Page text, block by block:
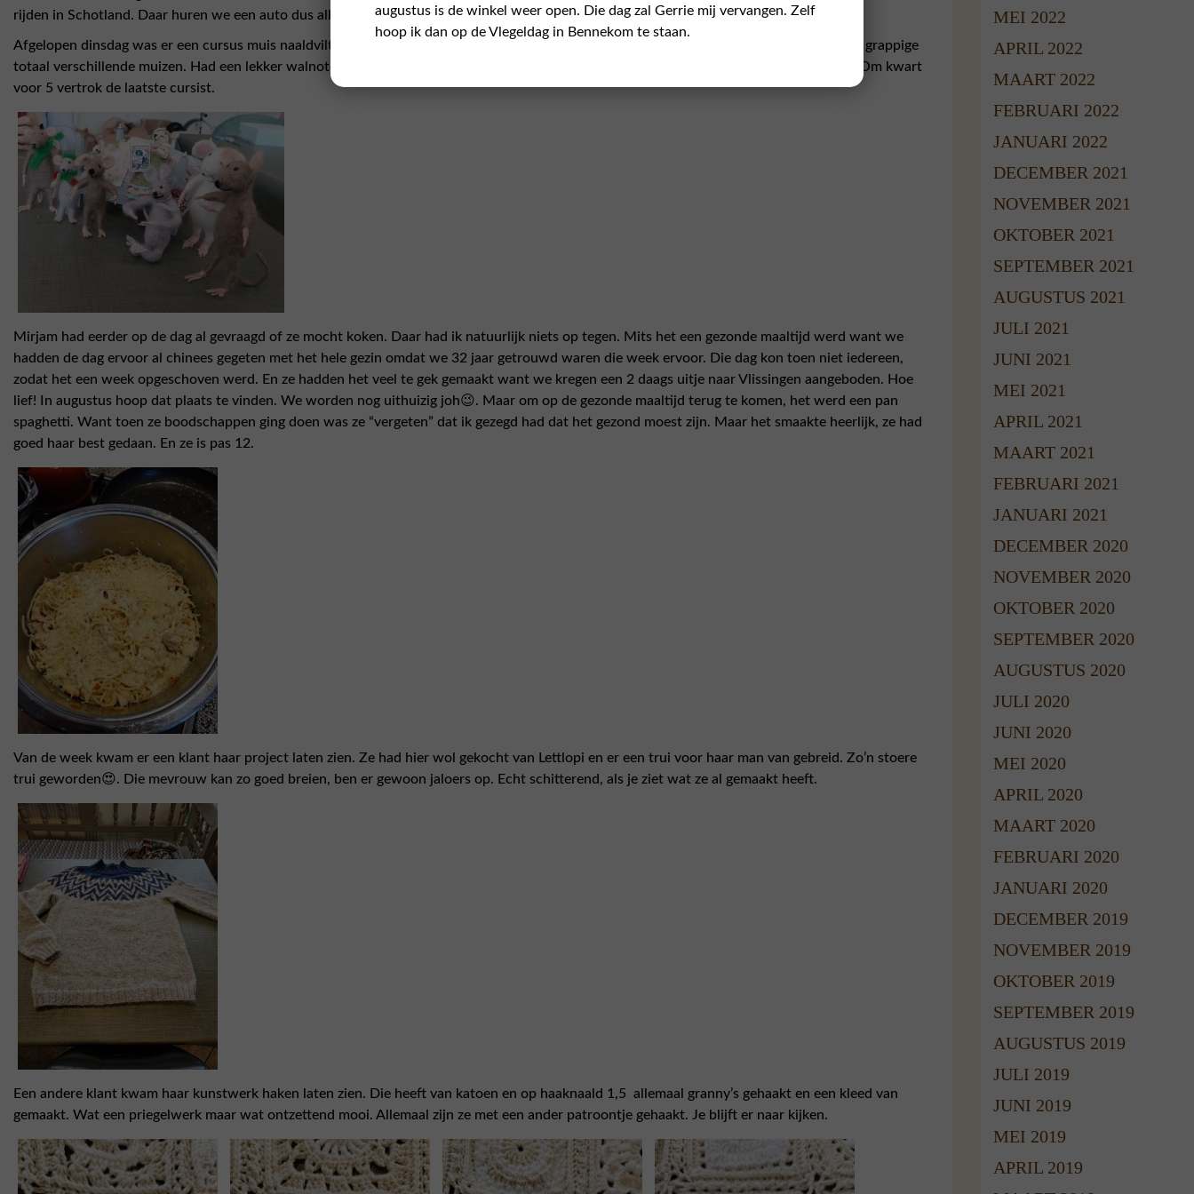
rijden in Schotland. Daar huren we een auto dus alles zit al andersom. Maar het blijft een dingetje😬!
Afgelopen dinsdag was er een cursus muis naaldvilten. 6 dames waren er dit keer. Was een leuke en gezellige dag, enthousiaste dames en grappige
totaal verschillende muizen. Had een lekker walnotenboterkoek gebakken en een pan Chinese tomatensoep gemaakt. Dat ging er wel in. Om kwart
voor 5 vertrok de laatste cursist.
Mirjam had eerder op de dag al gevraagd of ze mocht koken. Daar had ik natuurlijk niets op tegen. Mits het een gezonde maaltijd werd want we
hadden de dag ervoor al chinees gegeten met het hele gezin omdat we 32 jaar getrouwd waren die week ervoor. Die dag kon toen niet iedereen,
zodat het een week opgeschoven werd. En ze hadden het veel te gek gemaakt want we kregen een 2 daags uitje naar Vlissingen aangeboden. Hoe
lief! In augustus hoop dat plaats te vinden. We worden nog uithuizig joh😉. Maar om op de gezonde maaltijd terug te komen, het werd een pan
spaghetti. Want toen ze boodschappen ging doen was ze “vergeten” dat ik gezegd had dat het gezond moest zijn. Maar het smaakte heerlijk, ze had
goed haar best gedaan. En ze is pas 12.
Van de week kwam er een klant haar project laten zien. Ze had hier wol gekocht van Lettlopi en er een trui voor haar man van gebreid. Zo’n stoere
trui geworden😍. Die mevrouw kan zo goed breien, ben er gewoon jaloers op. Echt schitterend, als je ziet wat ze al gemaakt heeft.
Een andere klant kwam haar kunstwerk haken laten zien. Die heeft van katoen en op haaknaald 1,5 allemaal granny’s gehaakt en een kleed van
gemaakt. Wat een priegelwerk maar wat ontzettend mooi. Allemaal zijn ze met een ander patroontje gehaakt. Je blijft er naar kijken.
MEI 2022
APRIL 2022
MAART 2022
FEBRUARI 2022
JANUARI 2022
DECEMBER 2021
NOVEMBER 2021
OKTOBER 2021
SEPTEMBER 2021
AUGUSTUS 2021
JULI 2021
JUNI 2021
MEI 2021
APRIL 2021
MAART 2021
FEBRUARI 2021
JANUARI 2021
DECEMBER 2020
NOVEMBER 2020
OKTOBER 2020
SEPTEMBER 2020
AUGUSTUS 2020
JULI 2020
JUNI 2020
MEI 2020
APRIL 2020
MAART 2020
FEBRUARI 2020
JANUARI 2020
DECEMBER 2019
NOVEMBER 2019
OKTOBER 2019
SEPTEMBER 2019
AUGUSTUS 2019
JULI 2019
JUNI 2019
MEI 2019
APRIL 2019
augustus is de winkel weer open. Die dag zal Gerrie mij vervangen. Zelf
hoop ik dan op de Vlegeldag in Bennekom te staan.